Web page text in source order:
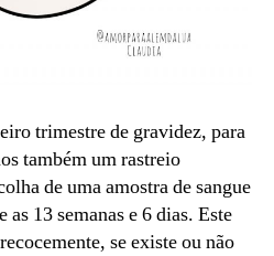
trimestre de gravidez, para
também um rastreio
de uma amostra de sangue
as 13 semanas e 6 dias. Este
se existe ou não